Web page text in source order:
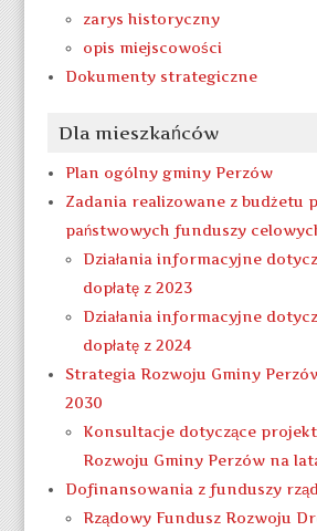
zarys historyczny
opis miejscowości
Dokumenty strategiczne
Dla mieszkańców
Plan ogólny gminy Perzów
Zadania realizowane z budżetu
państwowych funduszy
Działania informacyjne
dopłatę z 2023
Działania informacyjne
dopłatę z 2024
Strategia Rozwoju Gminy
2030
Konsultacje dotyczące
Rozwoju Gminy Perzów na
Dofinansowania z funduszy
Rządowy Fundusz Rozwoju